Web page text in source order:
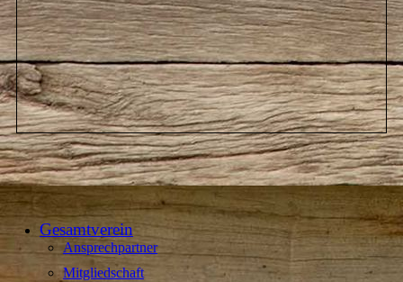
Gesamtverein
Ansprechpartner
Mitgliedschaft